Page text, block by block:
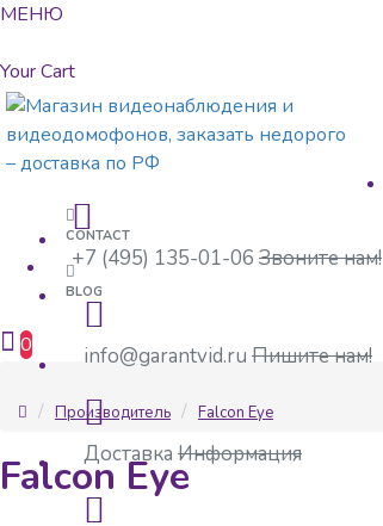
МЕНЮ
Your Cart
+7 (495) 135-01-06 Звоните нам!
info@garantvid.ru Пишите нам!
Доставка Информация
CONTACT
BLOG
0
Производитель Falcon Eye
Falcon Eye